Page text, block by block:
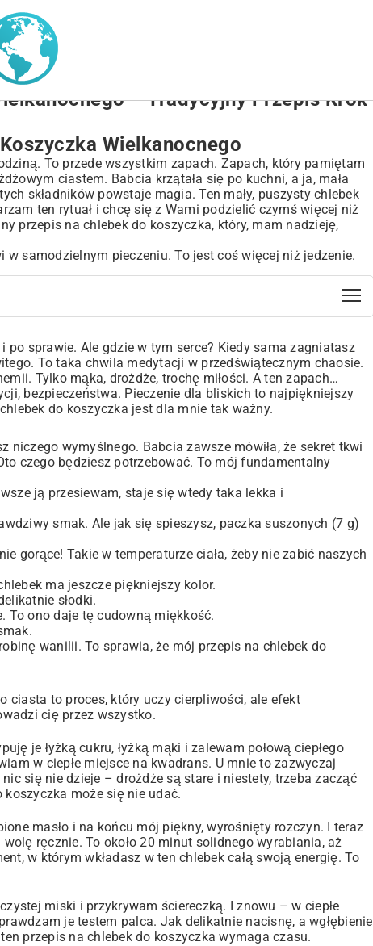
– Tradycyjny Przepis Krok
Wielkanocnego
To przede wszystkim zapach. Zapach, który pamiętam
ciastem. Babcia krzątała się po kuchni, a ja, mała
składników powstaje magia. Ten mały, puszysty chlebek
ten rytuał i chcę się z Wami podzielić czymś więcej niż
przepis na chlebek do koszyczka, który, mam nadzieję,
samodzielnym pieczeniu. To jest coś więcej niż jedzenie.
po sprawie. Ale gdzie w tym serce? Kiedy sama zagniatasz
To taka chwila medytacji w przedświątecznym chaosie.
Tylko mąka, drożdże, trochę miłości. A ten zapach…
bezpieczeństwa. Pieczenie dla bliskich to najpiękniejszy
do koszyczka jest dla mnie tak ważny.
niczego wymyślnego. Babcia zawsze mówiła, że sekret tkwi
czego będziesz potrzebować. To mój fundamentalny
ją przesiewam, staje się wtedy taka lekka i
smak. Ale jak się spieszysz, paczka suszonych (7 g)
gorące! Takie w temperaturze ciała, żeby nie zabić naszych
ma jeszcze piękniejszy kolor.
słodki.
To ono daje tę cudowną miękkość.
wanilii. To sprawia, że mój przepis na chlebek do
ciasta to proces, który uczy cierpliwości, ale efekt
cię przez wszystko.
je łyżką cukru, łyżką mąki i zalewam połową ciepłego
w ciepłe miejsce na kwadrans. U mnie to zazwyczaj
się nie dzieje – drożdże są stare i niestety, trzeba zacząć
może się nie udać.
masło i na końcu mój piękny, wyrośnięty rozczyn. I teraz
ręcznie. To około 20 minut solidnego wyrabiania, aż
w którym wkładasz w ten chlebek całą swoją energię. To
miski i przykrywam ściereczką. I znowu – w ciepłe
je testem palca. Jak delikatnie nacisnę, a wgłębienie
przepis na chlebek do koszyczka wymaga czasu.